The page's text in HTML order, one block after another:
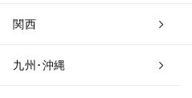
関西
九州･沖縄